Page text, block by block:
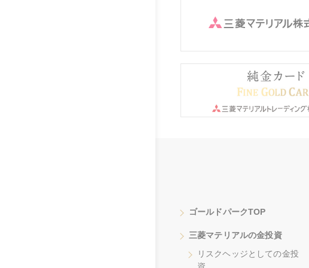
ゴールドパークTOP
三菱マテリアルの金投資
リスクヘッジとしての金投